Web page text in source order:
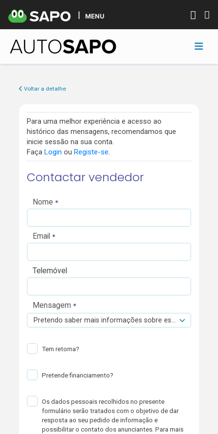
MENU
Voltar a detalhe
Para uma melhor experiência e acesso ao
histórico das mensagens, recomendamos que
inicie sessão na sua conta.
Faça Login ou Registe-se.
Contactar vendedor
Nome
Email
Telemóvel
Mensagem
Pretendo saber mais informações sobre esta viatura.
Tem retoma?
Pretende financiamento?
Os dados pessoais recolhidos no presente
formulário serão tratados com o objetivo de dar
resposta ao seu pedido de informação e
possibilitar o contato dos anunciantes. Para mais